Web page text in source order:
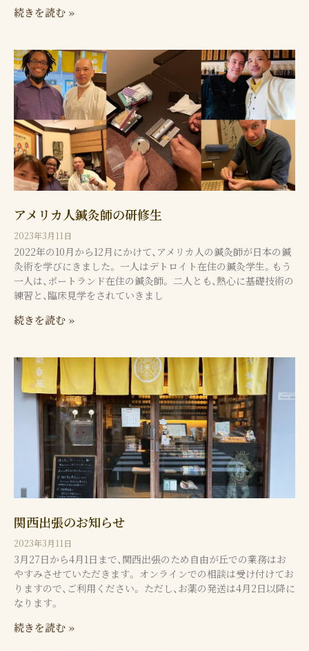
続きを読む »
アメリカ人鍼灸師の研修生
2023年3月11日
2022年の10月から12月にかけて、アメリカ人の鍼灸師が日本の鍼
灸術を学びにきました。 一人はデトロイト在住の鍼灸学生。もう
一人は、ポートランド在住の鍼灸師。 二人とも、熱心に基礎技術の
練習と、臨床見学をされていきまし
続きを読む »
関西出張のお知らせ
2023年3月11日
3月27日から4月1日まで、関西出張のため自由が丘での業務はお
やすみさせていただきます。 オンラインでの相談は受け付けてお
りますので、ご利用ください。 ただし、お薬の発送は4月2日以降に
なります。
続きを読む »